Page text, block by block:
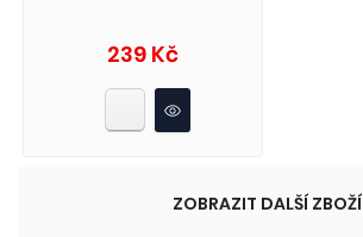
239 KčCena
ZOBRAZIT DALŠÍ ZBOŽÍ